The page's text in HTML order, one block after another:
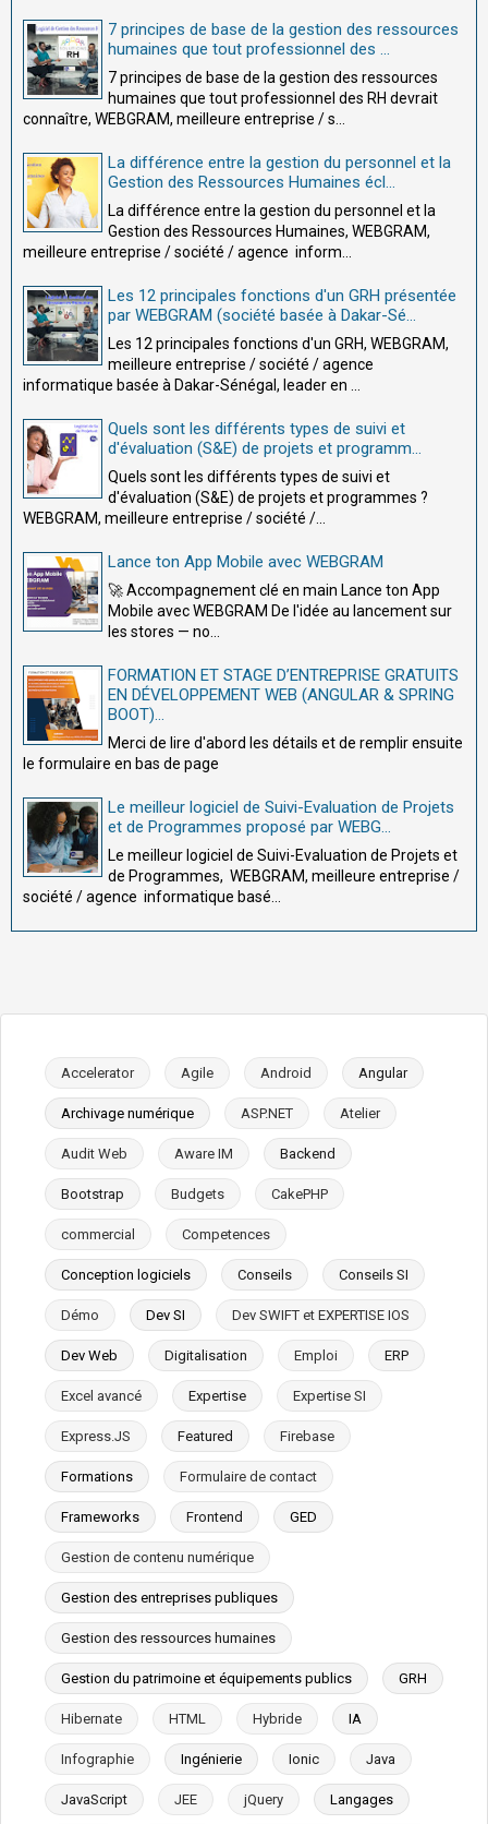
7 principes de base de la gestion des ressources
humaines que tout professionnel des ...
7 principes de base de la gestion des ressources
humaines que tout professionnel des RH devrait
connaître, WEBGRAM, meilleure entreprise / s...
La différence entre la gestion du personnel et la
Gestion des Ressources Humaines écl...
La différence entre la gestion du personnel et la
Gestion des Ressources Humaines, WEBGRAM,
meilleure entreprise / société / agence inform...
Les 12 principales fonctions d'un GRH présentée
par WEBGRAM (société basée à Dakar-Sé...
Les 12 principales fonctions d'un GRH, WEBGRAM,
meilleure entreprise / société / agence
informatique basée à Dakar-Sénégal, leader en ...
Quels sont les différents types de suivi et
d'évaluation (S&E) de projets et programm...
Quels sont les différents types de suivi et
d'évaluation (S&E) de projets et programmes ?
WEBGRAM, meilleure entreprise / société /...
Lance ton App Mobile avec WEBGRAM
🚀 Accompagnement clé en main Lance ton App
Mobile avec WEBGRAM De l'idée au lancement sur
les stores — no...
FORMATION ET STAGE D’ENTREPRISE GRATUITS
EN DÉVELOPPEMENT WEB (ANGULAR & SPRING
BOOT)...
Merci de lire d'abord les détails et de remplir ensuite
le formulaire en bas de page
Le meilleur logiciel de Suivi-Evaluation de Projets
et de Programmes proposé par WEBG...
Le meilleur logiciel de Suivi-Evaluation de Projets et
de Programmes, WEBGRAM, meilleure entreprise /
société / agence informatique basé...
Accelerator Agile Android Angular
Archivage numérique ASP.NET Atelier
Audit Web Aware IM Backend
Bootstrap Budgets CakePHP
commercial Competences
Conception logiciels Conseils Conseils SI
Démo Dev SI Dev SWIFT et EXPERTISE IOS
Dev Web Digitalisation Emploi ERP
Excel avancé Expertise Expertise SI
Express.JS Featured Firebase
Formations Formulaire de contact
Frameworks Frontend GED
Gestion de contenu numérique
Gestion des entreprises publiques
Gestion des ressources humaines
Gestion du patrimoine et équipements publics GRH
Hibernate HTML Hybride IA
Infographie Ingénierie Ionic Java
JavaScript JEE jQuery Langages